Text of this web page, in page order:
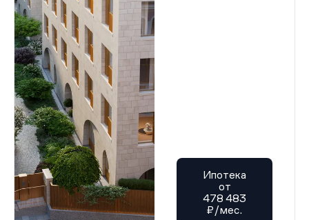
Ипотека
от
478 483
₽/мес.